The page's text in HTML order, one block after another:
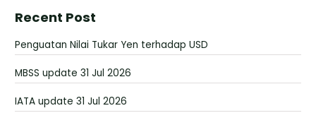
Recent Post
Penguatan Nilai Tukar Yen terhadap USD
MBSS update 31 Jul 2026
IATA update 31 Jul 2026